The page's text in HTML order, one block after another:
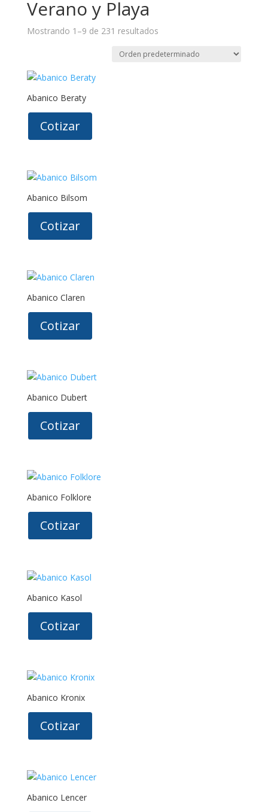
Verano y Playa
Mostrando 1–9 de 231 resultados
Abanico Beraty
Cotizar
Abanico Bilsom
Cotizar
Abanico Claren
Cotizar
Abanico Dubert
Cotizar
Abanico Folklore
Cotizar
Abanico Kasol
Cotizar
Abanico Kronix
Cotizar
Abanico Lencer